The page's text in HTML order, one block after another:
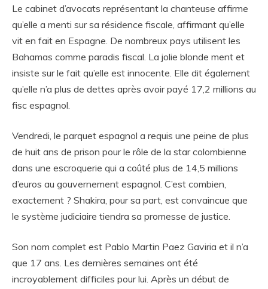
Le cabinet d’avocats représentant la chanteuse affirme
qu’elle a menti sur sa résidence fiscale, affirmant qu’elle
vit en fait en Espagne. De nombreux pays utilisent les
Bahamas comme paradis fiscal. La jolie blonde ment et
insiste sur le fait qu’elle est innocente. Elle dit également
qu’elle n’a plus de dettes après avoir payé 17,2 millions au
fisc espagnol.
Vendredi, le parquet espagnol a requis une peine de plus
de huit ans de prison pour le rôle de la star colombienne
dans une escroquerie qui a coûté plus de 14,5 millions
d’euros au gouvernement espagnol. C’est combien,
exactement ? Shakira, pour sa part, est convaincue que
le système judiciaire tiendra sa promesse de justice.
Son nom complet est Pablo Martin Paez Gaviria et il n’a
que 17 ans. Les dernières semaines ont été
incroyablement difficiles pour lui. Après un début de